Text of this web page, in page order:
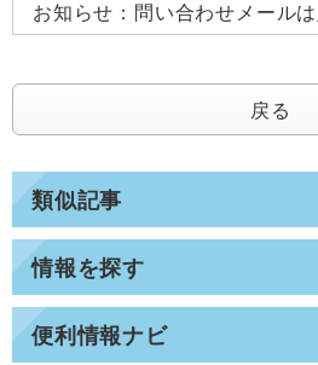
類似記事
情報を探す
便利情報ナビ
お知らせ： 問い合わせメールは
戻る